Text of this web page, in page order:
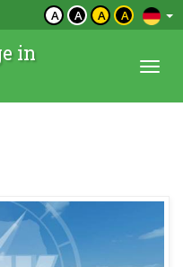
A A A A
in